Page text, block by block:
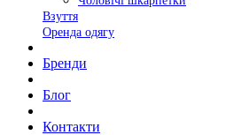
Взуття
Оренда одягу
Бренди
Блог
Контакти